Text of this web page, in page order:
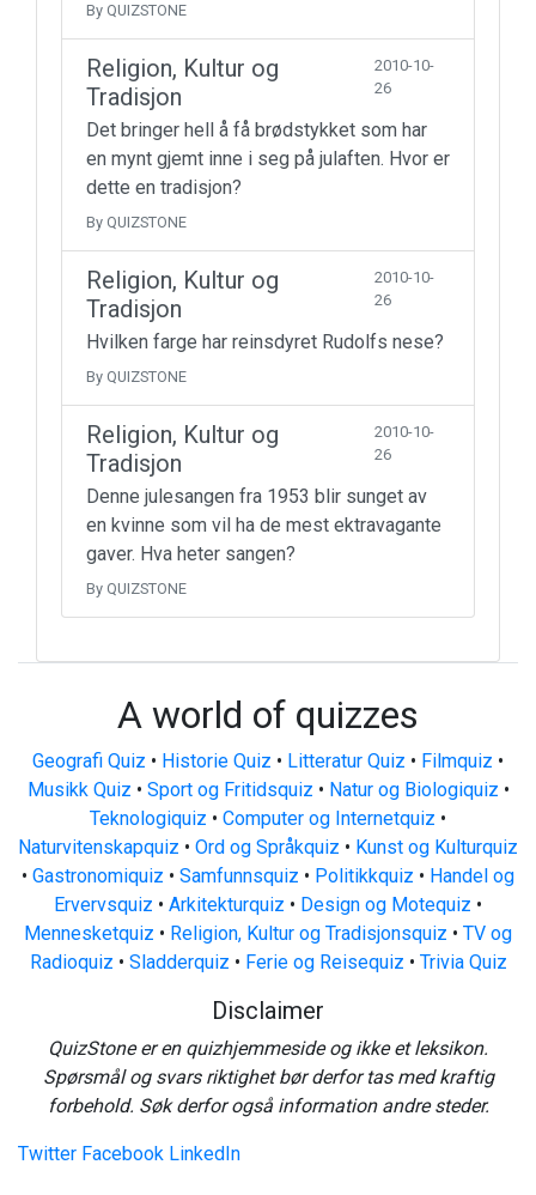
By QUIZSTONE
Religion, Kultur og
Tradisjon
2010-10-
26
Det bringer hell å få brødstykket som har
en mynt gjemt inne i seg på julaften. Hvor er
dette en tradisjon?
By QUIZSTONE
Religion, Kultur og
Tradisjon
2010-10-
26
Hvilken farge har reinsdyret Rudolfs nese?
By QUIZSTONE
Religion, Kultur og
Tradisjon
2010-10-
26
Denne julesangen fra 1953 blir sunget av
en kvinne som vil ha de mest ektravagante
gaver. Hva heter sangen?
By QUIZSTONE
A world of quizzes
Geografi Quiz • Historie Quiz • Litteratur Quiz • Filmquiz •
Musikk Quiz • Sport og Fritidsquiz • Natur og Biologiquiz •
Teknologiquiz • Computer og Internetquiz •
Naturvitenskapquiz • Ord og Språkquiz • Kunst og Kulturquiz
• Gastronomiquiz • Samfunnsquiz • Politikkquiz • Handel og
Ervervsquiz • Arkitekturquiz • Design og Motequiz •
Mennesketquiz • Religion, Kultur og Tradisjonsquiz • TV og
Radioquiz • Sladderquiz • Ferie og Reisequiz • Trivia Quiz
Disclaimer
QuizStone er en quizhjemmeside og ikke et leksikon.
Spørsmål og svars riktighet bør derfor tas med kraftig
forbehold. Søk derfor også information andre steder.
Twitter Facebook LinkedIn